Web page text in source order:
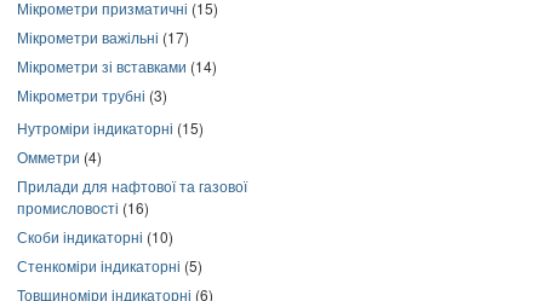
Мікрометри призматичні (15)
Мікрометри важільні (17)
Мікрометри зі вставками (14)
Мікрометри трубні (3)
Нутроміри індикаторні (15)
Омметри (4)
Прилади для нафтової та газової
промисловості (16)
Скоби індикаторні (10)
Стенкоміри індикаторні (5)
Товщиноміри індикаторні (6)